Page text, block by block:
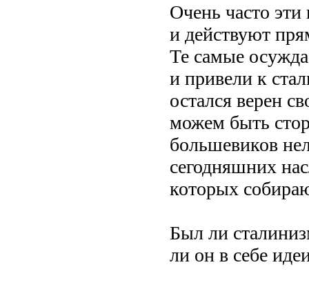
Очень часто
и действуют
Те самые
и привели к
остался верен
можем быть
большевиков
сегодняшних
которых
Был ли
ли он в себе